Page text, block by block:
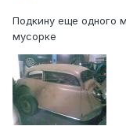
Подкину еще одного
мусорке